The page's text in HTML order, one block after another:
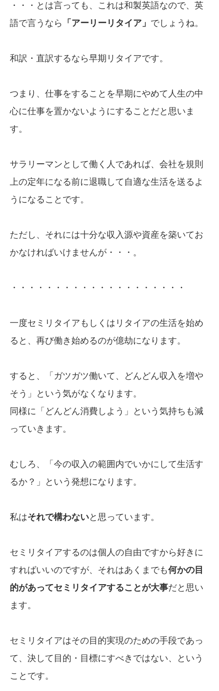
・・・とは言っても、これは和製英語なので、英
語で言うなら
「アーリーリタイア」 でしょうね。
和訳・直訳するなら早期リタイアです。
つまり、仕事をすることを早期にやめて人生の中
心に仕事を置かないようにすることだと思いま
す。
サラリーマンとして働く人であれば、会社を規則
上の定年になる前に退職して自適な生活を送るよ
うになることです。
ただし、それには十分な収入源や資産を築いてお
かなければいけませんが・・・。
・・・・・・・・・・・・・・・・・・・・
一度セミリタイアもしくはリタイアの生活を始め
ると、再び働き始めるのが億劫になります。
すると、「ガツガツ働いて、どんどん収入を増や
そう」という気がなくなります。
同様に「どんどん消費しよう」という気持ちも減
っていきます。
むしろ、「今の収入の範囲内でいかにして生活す
るか？」という発想になります。
私はそれで構わないと思っています。
セミリタイアするのは個人の自由ですから好きに
すればいいのですが、それはあくまでも何かの目
的があってセミリタイアすることが大事だと思い
ます。
セミリタイアはその目的実現のための手段であっ
て、決して目的・目標にすべきではない、という
ことです。